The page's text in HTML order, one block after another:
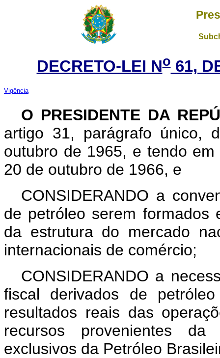
DECRETO-LEI No61,
Vigência
O PRESIDENTE DA
artigo 31, parágrafo único,
outubro de 1965, e tendo
20 de outubro de 1966, e
CONSIDERANDO a
de petróleo serem formados
da estrutura do mercado
internacionais de comércio;
CONSIDERANDO a
fiscal derivados de
resultados reais das
recursos provenientes
exclusivos da Petróleo